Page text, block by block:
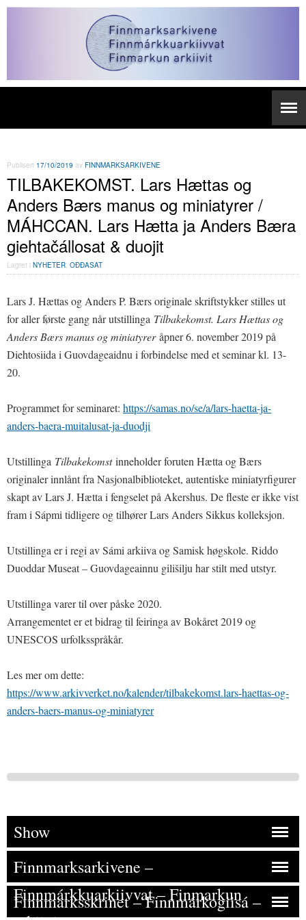
Publisert 17/10/2019 av FINNMARKSARKIVENE
TILBAKEKOMST. Lars Hættas og
Anders Bærs manus og miniatyrer /
MÁHCCAN. Lars Hætta ja Anders Bæra
giehtačállosat & duojit
Lagret i NYHETER, OĐĐASAT
Lars J. Hættas og Anders P. Bærs originale skriftstykker stilles ut
for aller første gang når utstillinga Tilbakekomst. Lars Hættas og
Anders Bærs manus og miniatyreråpner 6. november 2019 på
Diehtosiida i Guovdageaidnu i forbindelse med et seminar kl. 13-
20.
Programmet for seminaret: https://samas.no/se/a/lars-haetta-ja-
anders-baera-muitalusat-ja-duodji
Utstillinga Tilbakekomstinneholder foruten Hætta og Bærs
originaler innlånt fra Nasjonalbiblioteket, autentiske miniatyrfigurer
skapt av Lars J. Hætta i fengselet på Akershus. De fleste er ikke vist
fram i Sápmi tidligere og tilhører Lars Anders Sikkus kolleksjon.
Utstillinga er i regi av Sámi arkiiva og Samisk høgskole. Riddo
Duoddar Museat – Guovdageainnu gilišilju har stilt med utstyr.
Utstillinga varer til over påske 2020.
Arrangementet er et bidrag til feiringa av Bokåret 2019 og
UNESCOS urfolksspråkår.
Les mer om dette:
https://www.arkivverket.no/kalender/tilbakekomst.lars-haettas-og-
anders-baers-manus-og-miniatyrer
Show
Finnmarksarkivene –
Finnmárkkuarkiivvat – Finmarkun
Finnmarksskrinet – Finnmárkogiisá –